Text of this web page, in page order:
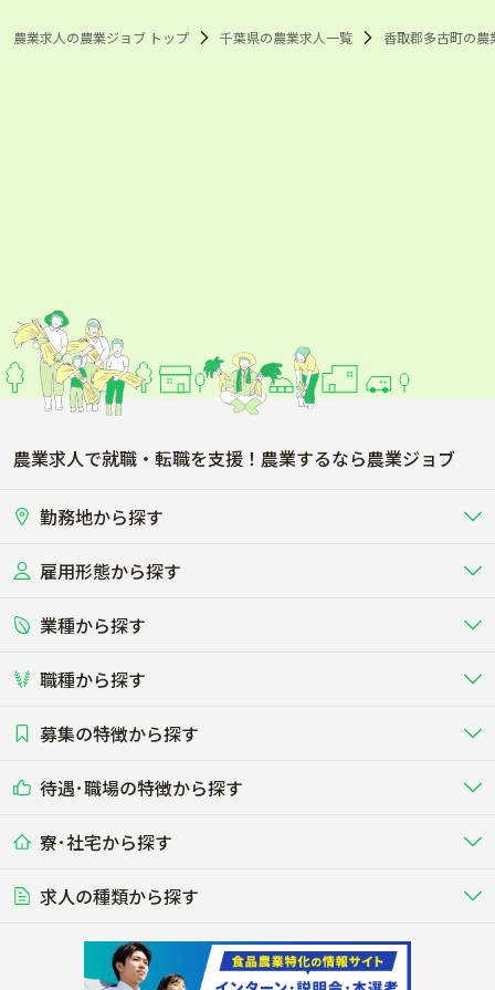
農業求人の農業ジョブ トップ 千葉県の農業求人一覧 香取郡多古町の農
農業求人で就職・転職を支援！農業するなら農業ジョブ
勤務地から探す
北海道
関東
東海
雇用形態から探す
正社員 バイト・アルバイト・パート
短期アルバイト
その他（独立・副業など）
業種から探す
畜産（酪農･肉牛･養豚･養鶏など）
酪農
する牧場
養豚
る養豚場
レースで活躍する馬の手入れや子馬
その他畜産
その他動物の畜産業（羊、ウズラな
ど）
畑・圃場で野菜・穀物を生産 ビニールハウスで多様な野菜の生産
稲作
植物工場
農業資材･肥料
農場設備・肥料・飼料の生産・流
流通･商社
その他業種
木材の植林・伐採・加工、または
漁業･養殖
魚介類の採捕・養殖、または水産加
職種から探す
農場･牧場･現場職
専門職（獣医師･人工授精師･
研究･開発 WEB･IT
募集の特徴から探す
未経験歓迎
学歴不問
50代採用実績あり
AT免許OK
待遇･職場の特徴から探す
社会保険完備
食事補助あり
年間休日100日以上
寮･社宅から探す
単身寮あり
寮･社宅相談可
求人の種類から探す
転職おまかせ求人